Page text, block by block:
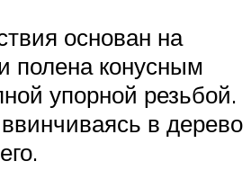
основан на
полена конусным
упорной резьбой.
в дерево